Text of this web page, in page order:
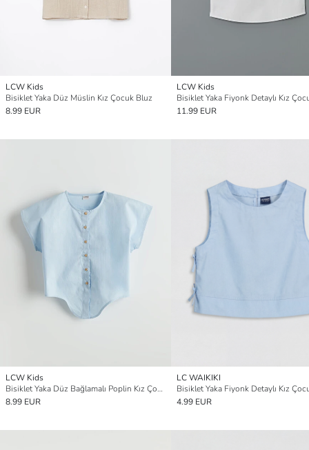
LCW Kids
Bisiklet Yaka Düz Müslin Kız Çocuk Bluz
8.99 EUR
LCW Kids
Bisiklet Yaka Fiyonk Detaylı Kız
11.99 EUR
LCW Kids
Bisiklet Yaka Düz Bağlamalı Poplin Kız Çocuk Bluz
8.99 EUR
LC WAIKIKI
Bisiklet Yaka Fiyonk Detaylı Kız
4.99 EUR